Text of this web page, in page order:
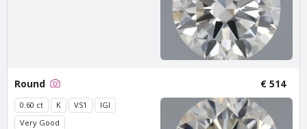
Van Amstel
Utrechtsestraat
€ 500excl. VAT
Haarlemmerdijk
€ 500excl. VAT
Round € 514
0.60 ct K VS1
IGI
Very Good